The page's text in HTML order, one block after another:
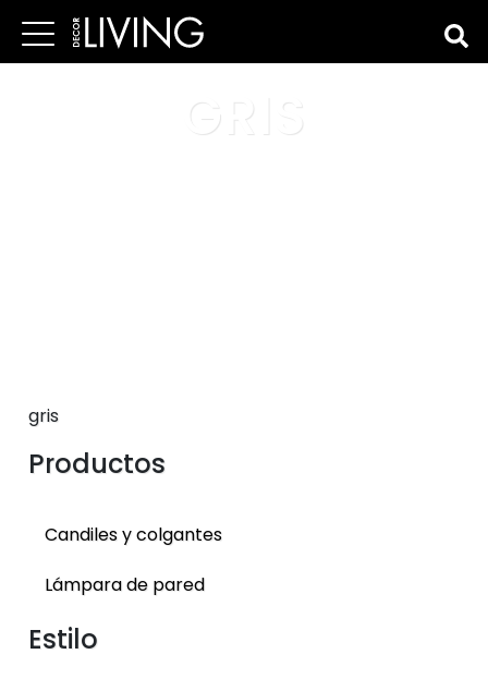
GRIS
gris
Productos
Candiles y colgantes
Lámpara de pared
Estilo